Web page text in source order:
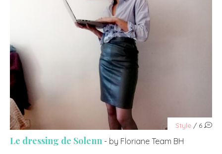
Style / 6
Le dressing de Solenn - by Floriane Team BH